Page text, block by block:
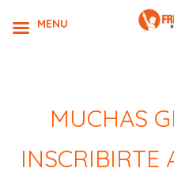
MUCHAS
INSCRIBIRTE
MENU